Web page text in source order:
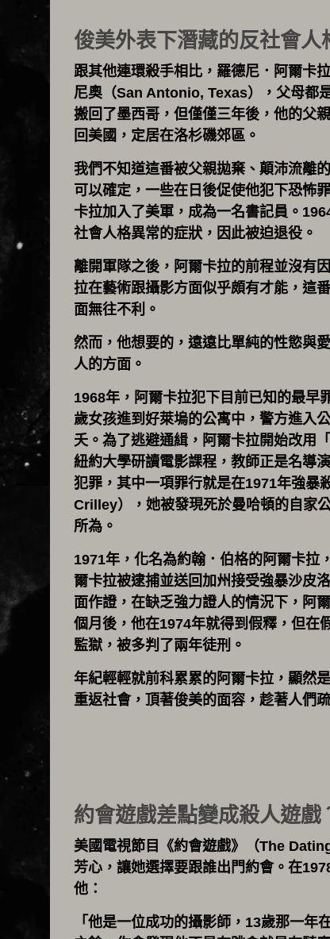
俊美外表下潛藏的反社會人
跟其他連環殺手相比，羅德尼．阿爾卡
尼奧（San Antonio, Texas），父母都
搬回了墨西哥，但僅僅三年後，他的父
回美國，定居在洛杉磯郊區。
我們不知道這番被父親拋棄、顛沛流離
可以確定，一些在日後促使他犯下恐怖
卡拉加入了美軍，成為一名書記員。
社會人格異常的症狀，因此被迫退役。
離開軍隊之後，阿爾卡拉的前程並沒有
拉在藝術跟攝影方面似乎頗有才能，這
面無往不利。
然而，他想要的，遠遠比單純的性慾與
人的方面。
1968年，阿爾卡拉犯下目前已知的最
歲女孩進到好萊塢的公寓中，警方進入
夭。為了逃避通緝，阿爾卡拉開始改用
紐約大學研讀電影課程，教師正是名導
犯罪，其中一項罪行就是在1971年強暴
Crilley），她被發現死於曼哈頓的自家
所為。
1971年，化名為約翰．伯格的阿爾卡拉
爾卡拉被逮捕並送回加州接受強暴沙皮
面作證，在缺乏強力證人的情況下，阿
個月後，他在1974年就得到假釋，但在
監獄，被多判了兩年徒刑。
年紀輕輕就前科累累的阿爾卡拉，顯然
重返社會，頂著俊美的面容，趁著人
約會遊戲差點變成殺人遊戲
美國電視節目《約會遊戲》（The
芳心，讓她選擇要跟誰出門約會。在
他：
「他是一位成功的攝影師，13歲那一